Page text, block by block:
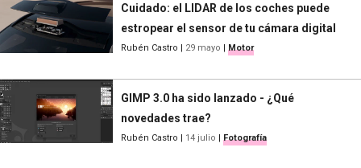
Cuidado: el LIDAR de los coches puede
estropear el sensor de tu cámara digital
Rubén Castro | 29 mayo | Motor
GIMP 3.0 ha sido lanzado - ¿Qué
novedades trae?
Rubén Castro | 14 julio | Fotografía